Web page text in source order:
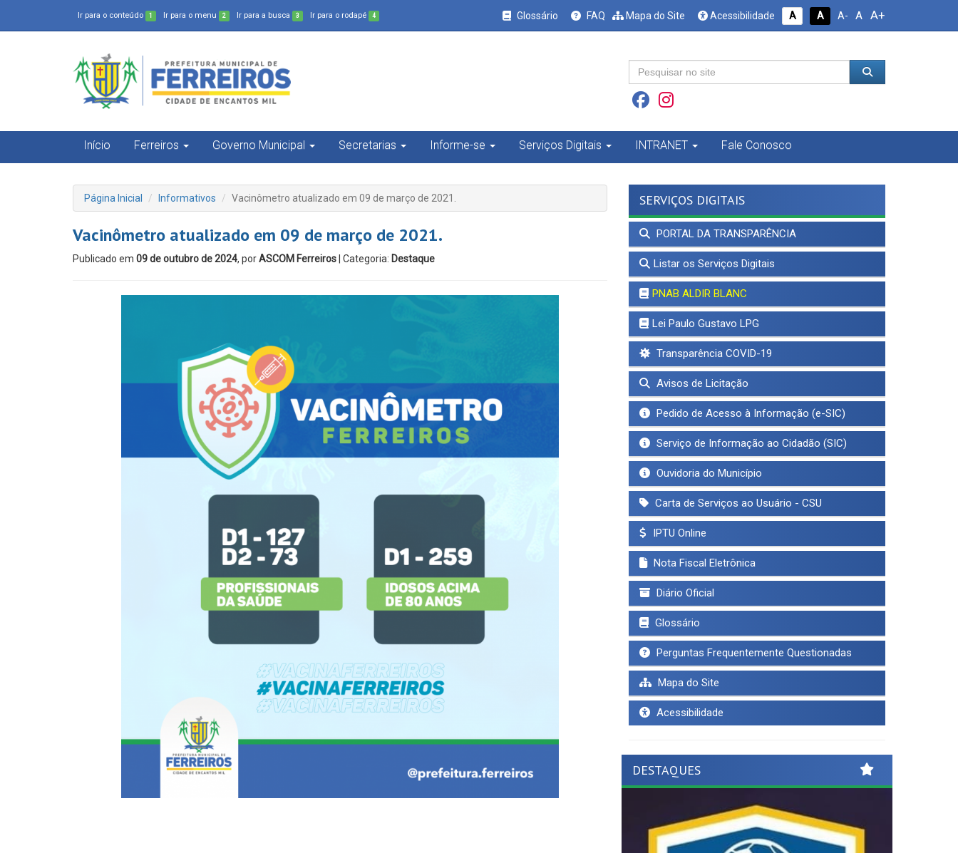
Ir para o conteúdo 1 Ir para o menu 2 Ir para a busca 3 Ir para o rodapé 4 Glossário FAQ Mapa do Site Acessibilidade A A A- A A+
Início Ferreiros Governo Municipal Secretarias Informe-se Serviços Digitais INTRANET Fale Conosco
Página Inicial Informativos Vacinômetro atualizado em 09 de março de 2021.
Vacinômetro atualizado em 09 de março de 2021.
Publicado em 09 de outubro de 2024, porASCOM Ferreiros | Categoria: Destaque
SERVIÇOS DIGITAIS
PORTAL DA TRANSPARÊNCIA
Listar os Serviços Digitais
PNAB ALDIR BLANC
Lei Paulo Gustavo LPG
Transparência COVID-19
Avisos de Licitação
Pedido de Acesso à Informação (e-SIC)
Serviço de Informação ao Cidadão (SIC)
Ouvidoria do Município
Carta de Serviços ao Usuário - CSU
IPTU Online
Nota Fiscal Eletrônica
Diário Oficial
Glossário
Perguntas Frequentemente Questionadas
Mapa do Site
Acessibilidade
DESTAQUES